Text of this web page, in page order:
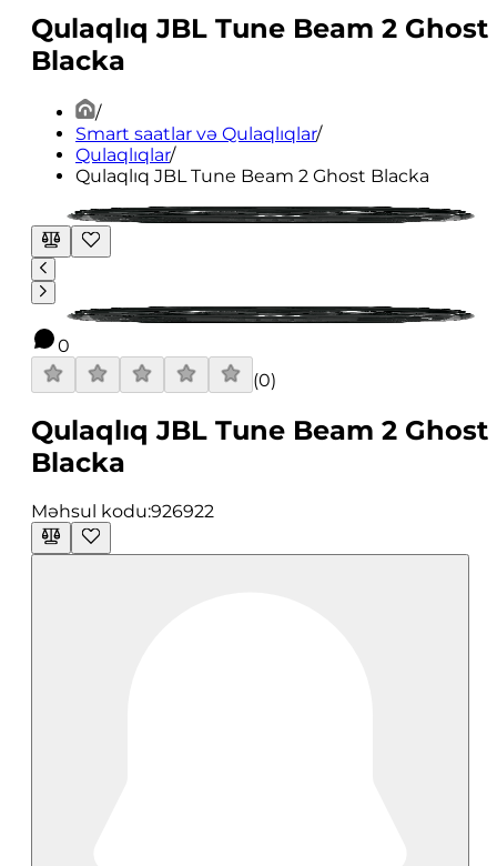
Qulaqlıq JBL Tune Beam 2 Ghost
Blacka
/
Smart saatlar və Qulaqlıqlar/
Qulaqlıqlar/
Qulaqlıq JBL Tune Beam 2 Ghost Blacka
0
(0)
Qulaqlıq JBL Tune Beam 2 Ghost
Blacka
Məhsul kodu:926922